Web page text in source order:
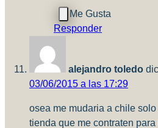
Responder
alejandro toledo
03/06/2015 a las 17:29
osea me mudaria a chile solo
tienda que me contraten